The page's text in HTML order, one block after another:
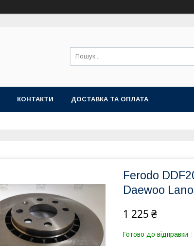
КОНТАКТИ ДОСТАВКА ТА ОПЛАТА
Ferodo
Daewoo
1 225 ₴
Готово до відправки